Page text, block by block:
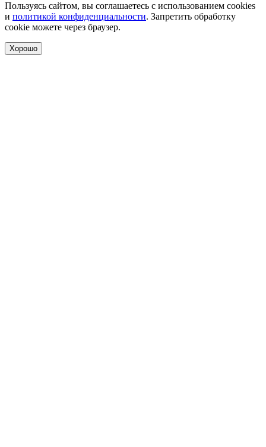
Пользуясь сайтом, вы соглашаетесь с использованием cookies
и политикой конфиденциальности. Запретить обработку
cookie можете через браузер.
Хорошо